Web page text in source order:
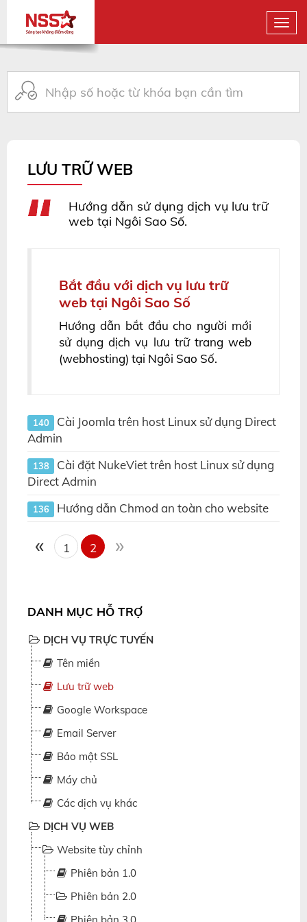
LƯU TRỮ WEB
Hướng dẫn sử dụng dịch vụ lưu trữ
web tại Ngôi Sao Số.
Bắt đầu với dịch vụ lưu trữ
web tại Ngôi Sao Số
Hướng dẫn bắt đầu cho người mới
sử dụng dịch vụ lưu trữ trang web
(webhosting) tại Ngôi Sao Số.
140
Cài Joomla trên host Linux sử dụng Direct
Admin
138
Cài đặt NukeViet trên host Linux sử dụng
Direct Admin
136 Hướng dẫn Chmod an toàn cho website
« 1 2 »
DANH MỤC HỖ TRỢ
DỊCH VỤ TRỰC TUYẾN
Tên miền
Lưu trữ web
Google Workspace
Email Server
Bảo mật SSL
Máy chủ
Các dịch vụ khác
DỊCH VỤ WEB
Website tùy chỉnh
Phiên bản 1.0
Phiên bản 2.0